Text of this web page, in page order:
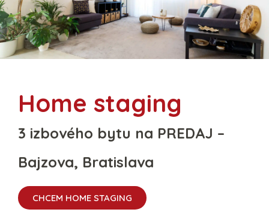
Home staging
3 izbového bytu na PREDAJ –
Bajzova, Bratislava
CHCEM HOME STAGING